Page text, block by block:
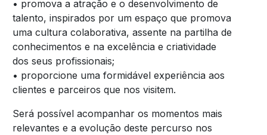
• promova a atração e o desenvolvimento de
talento, inspirados por um espaço que promova
uma cultura colaborativa, assente na partilha de
conhecimentos e na excelência e criatividade
dos seus profissionais;
• proporcione uma formidável experiência aos
clientes e parceiros que nos visitem.
Será possível acompanhar os momentos mais
relevantes e a evolução deste percurso nos